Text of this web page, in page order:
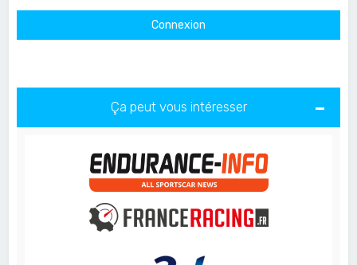
Ça peut vous intéresser